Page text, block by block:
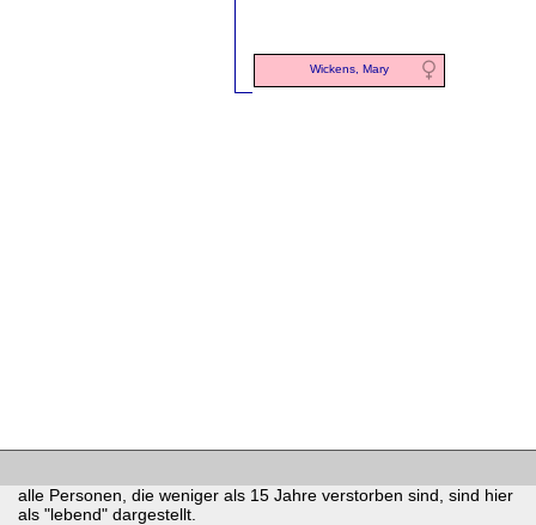
Wickens, Mary
alle Personen, die weniger als 15 Jahre verstorben sind, sind hier
als "lebend" dargestellt.